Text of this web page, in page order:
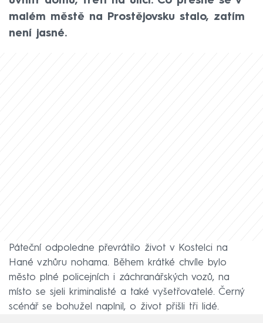
malém městě na Prostějovsku stalo, zatím
není jasné.
Páteční odpoledne převrátilo život v Kostelci na
Hané vzhůru nohama. Během krátké chvíle bylo
město plné policejních i záchranářských vozů, na
místo se sjeli kriminalisté a také vyšetřovatelé. Černý
scénář se bohužel naplnil, o život přišli tři lidé.